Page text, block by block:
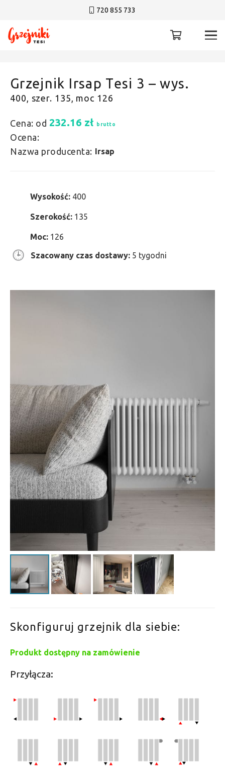
720 855 733
Grzejnik Irsap Tesi 3 – wys.
400, szer. 135, moc 126
Cena: od 232.16 zł brutto
Ocena:
Nazwa producenta: Irsap
Wysokość: 400
Szerokość: 135
Moc: 126
Szacowany czas dostawy: 5 tygodni
Skonfiguruj grzejnik dla siebie:
Produkt dostępny na zamówienie
Przyłącza: